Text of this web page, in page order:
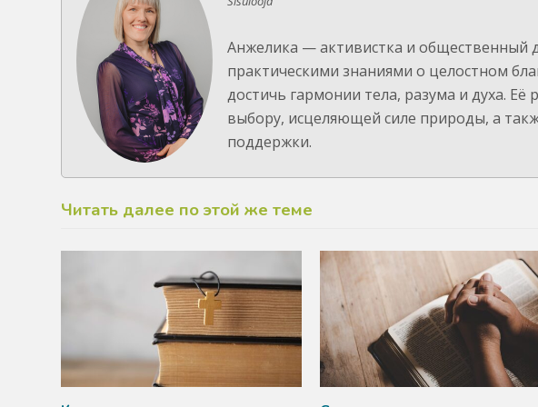
Анжелика — активистка и общественный
практическими знаниями о целостном
достичь гармонии тела, разума и духа.
выбору, исцеляющей силе природы, а
поддержки.
Читать далее по этой же теме